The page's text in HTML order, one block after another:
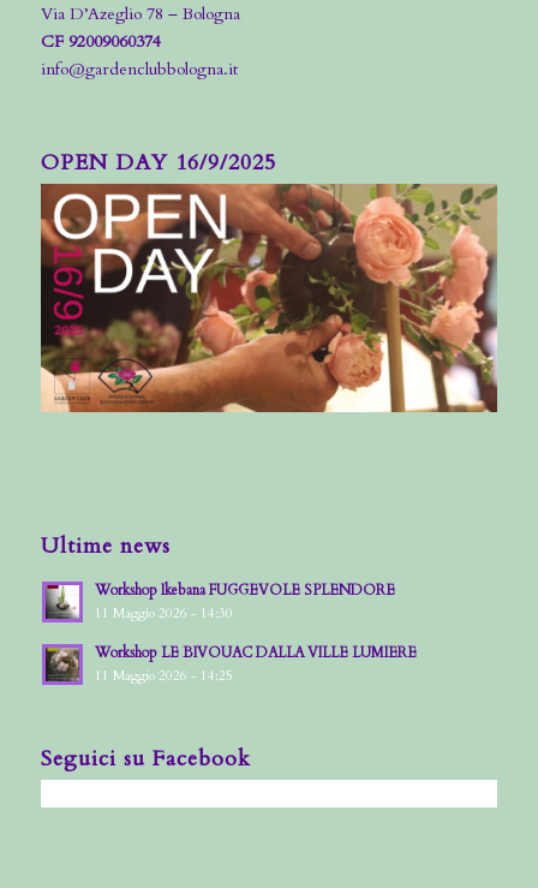
Via D’Azeglio 78 – Bologna
CF 92009060374
info@gardenclubbologna.it
OPEN DAY 16/9/2025
Ultime news
Workshop Ikebana FUGGEVOLE SPLENDORE
11 Maggio 2026 - 14:30
Workshop LE BIVOUAC DALLA VILLE LUMIERE
11 Maggio 2026 - 14:25
Seguici su Facebook